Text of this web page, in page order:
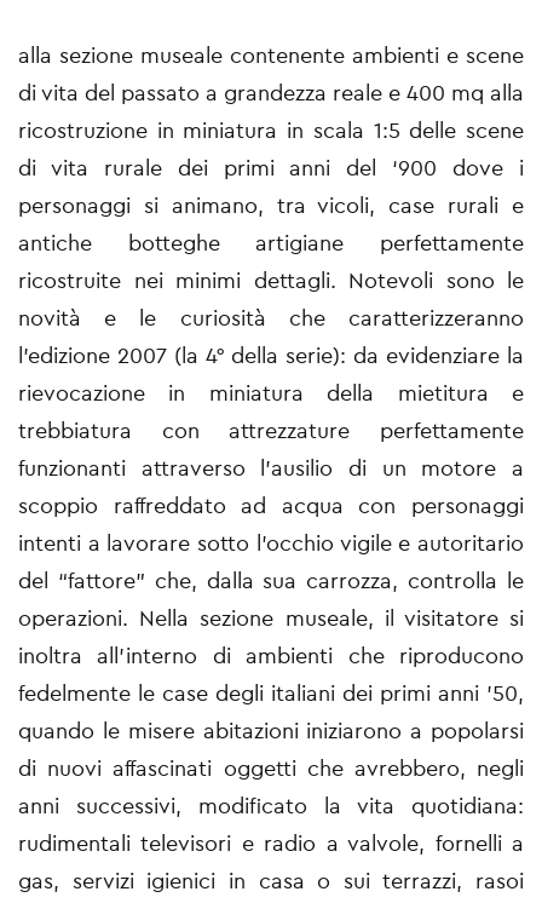
alla sezione museale contenente ambienti e scene
di vita del passato a grandezza reale e 400 mq alla
ricostruzione in miniatura in scala 1:5 delle scene
di vita rurale dei primi anni del ‘900 dove i
personaggi si animano, tra vicoli, case rurali e
antiche botteghe artigiane perfettamente
ricostruite nei minimi dettagli. Notevoli sono le
novità e le curiosità che caratterizzeranno
l’edizione 2007 (la 4° della serie): da evidenziare la
rievocazione in miniatura della mietitura e
trebbiatura con attrezzature perfettamente
funzionanti attraverso l’ausilio di un motore a
scoppio raffreddato ad acqua con personaggi
intenti a lavorare sotto l’occhio vigile e autoritario
del “fattore” che, dalla sua carrozza, controlla le
operazioni. Nella sezione museale, il visitatore si
inoltra all’interno di ambienti che riproducono
fedelmente le case degli italiani dei primi anni ’50,
quando le misere abitazioni iniziarono a popolarsi
di nuovi affascinati oggetti che avrebbero, negli
anni successivi, modificato la vita quotidiana:
rudimentali televisori e radio a valvole, fornelli a
gas, servizi igienici in casa o sui terrazzi, rasoi